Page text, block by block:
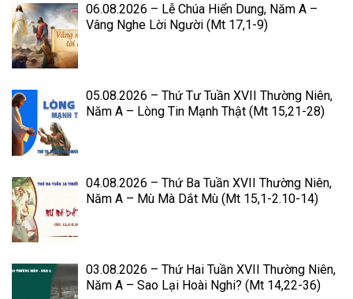
06.08.2026 – Lễ Chúa Hiển Dung, Năm A –
Vâng Nghe Lời Người (Mt 17,1-9)
05.08.2026 – Thứ Tư Tuần XVII Thường Niên,
Năm A – Lòng Tin Mạnh Thật (Mt 15,21-28)
04.08.2026 – Thứ Ba Tuần XVII Thường Niên,
Năm A – Mù Mà Dắt Mù (Mt 15,1-2.10-14)
03.08.2026 – Thứ Hai Tuần XVII Thường Niên,
Năm A – Sao Lại Hoài Nghi? (Mt 14,22-36)